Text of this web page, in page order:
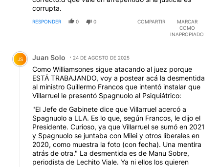
corrupta.
RESPONDER 0 0 COMPARTIR
MARCAR
COMO
INAPROPIADO
Comentario de Juan Solo.
JS Juan Solo 24 DE AGOSTO DE 2025
Como Williamsones sigue atacando al juez porque
ESTÁ TRABAJANDO, voy a postear acá la desmentida
al ministro Guillermo Francos que intentó instalar que
Villarruel le presentó Spagnuolo al Psiquiátrico:
"El Jefe de Gabinete dice que Villarruel acercó a
Spagnuolo a LLA. Es lo que, según Francos, le dijo el
Presidente. Curioso, ya que Villarruel se sumó en 2021
y Spagnuolo se juntaba con Milei y otros liberales en
2020, como muestra la foto (con fecha). Una mentira
atrás de otra." La desmentida es de Manu Sobre,
periodista de Lechito Viale. Ya ni ellos los quieren